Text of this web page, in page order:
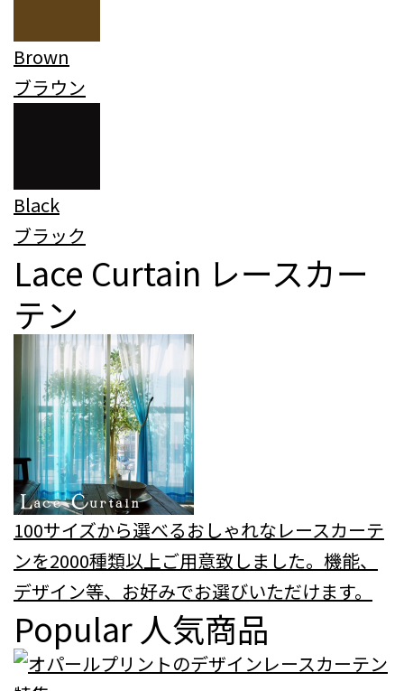
Brown
ブラウン
Black
ブラック
Lace Curtain レースカー
テン
100サイズから選べるおしゃれなレースカーテ
ンを2000種類以上ご用意致しました。機能、
デザイン等、お好みでお選びいただけます。
Popular 人気商品